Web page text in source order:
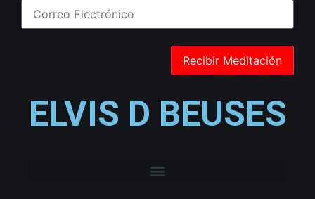
ELVIS D BEUSES